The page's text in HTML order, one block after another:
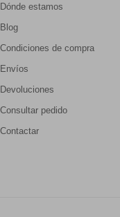
Dónde estamos
Blog
Condiciones de compra
Envíos
Devoluciones
Consultar pedido
Contactar